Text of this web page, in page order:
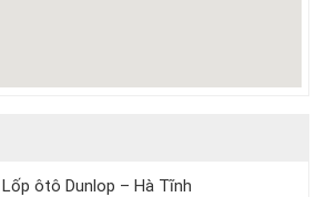
Lốp ôtô Dunlop – Hà Tĩnh